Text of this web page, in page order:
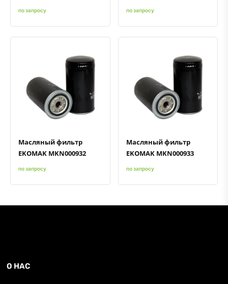
по запросу по запросу
Быстрый просмотрДобавить к сравнению
Добавить в избранное
Масляный фильтр
EKOMAK MKN000932
по запросу
Быстрый просмотрДобавить к сравнению
Добавить в избранное
Масляный фильтр
EKOMAK MKN000933
по запросу
О НАС